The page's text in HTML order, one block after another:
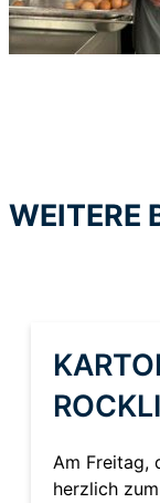
WEITERE
Am Freitag,
herzlich